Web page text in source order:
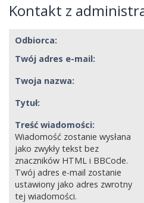
Kontakt z
Odbiorca:
Twój adres e-mail:
Twoja nazwa:
Tytuł:
Treść wiadomości:
Wiadomość zostanie wysłana
jako zwykły tekst bez
znaczników HTML i BBCode.
Twój adres e-mail zostanie
ustawiony jako adres zwrotny
tej wiadomości.